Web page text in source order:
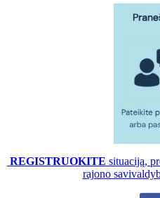
REGISTRUOKITE situaciją,
rajono